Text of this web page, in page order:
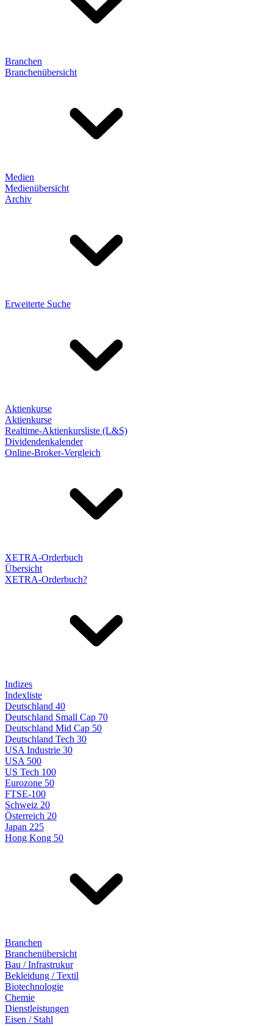
Branchen
Branchenübersicht
Medien
Medienübersicht
Archiv
Erweiterte Suche
Aktienkurse
Aktienkurse
Realtime-Aktienkursliste (L&S)
Dividendenkalender
Online-Broker-Vergleich
XETRA-Orderbuch
Übersicht
XETRA-Orderbuch?
Indizes
Indexliste
Deutschland 40
Deutschland Small Cap 70
Deutschland Mid Cap 50
Deutschland Tech 30
USA Industrie 30
USA 500
US Tech 100
Eurozone 50
FTSE-100
Schweiz 20
Österreich 20
Japan 225
Hong Kong 50
Branchen
Branchenübersicht
Bau / Infrastrukur
Bekleidung / Textil
Biotechnologie
Chemie
Dienstleistungen
Eisen / Stahl